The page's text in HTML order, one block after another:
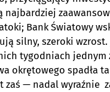
najbardziej
Bank Światowy
silny, szeroki
tygodniach
okrętowego spadła
zaś — nadal wyraźnie